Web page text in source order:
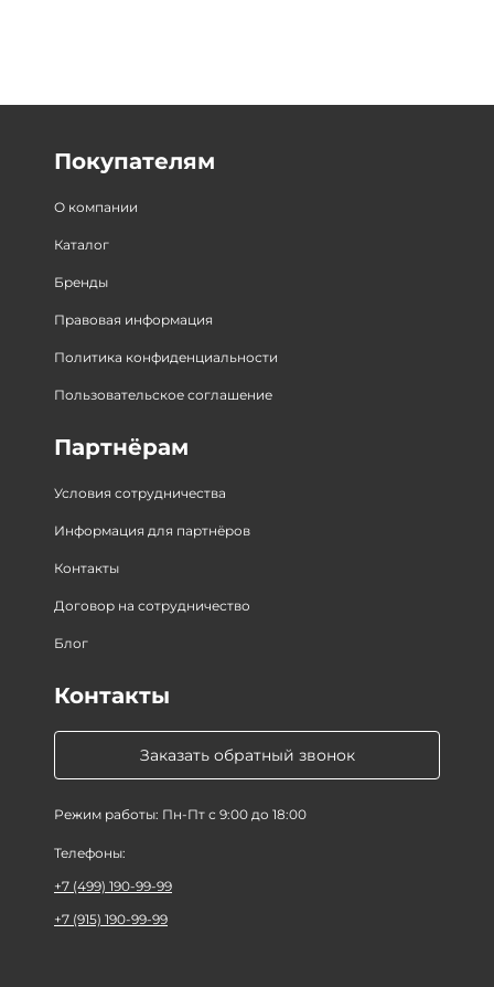
Покупателям
О компании
Каталог
Бренды
Правовая информация
Политика конфиденциальности
Пользовательское соглашение
Партнёрам
Условия сотрудничества
Информация для партнёров
Контакты
Договор на сотрудничество
Блог
Заказать обратный звонок
Режим работы: Пн-Пт с 9:00 до 18:00
Контакты
Телефоны:
+7 (499) 190-99-99
+7 (915) 190-99-99